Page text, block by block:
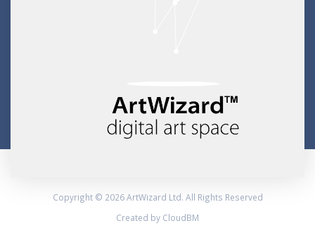
Copyright © 2026 ArtWizard Ltd. All Rights Reserved
Created by CloudBM